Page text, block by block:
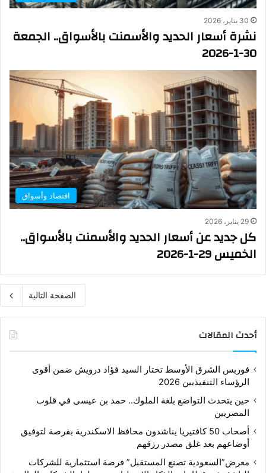
30 يناير، 2026
نشرة أسعار الحديد والأسمنت بالأسواق.. الجمعة
30-1-2026
اقتصاد وأسواق
29 يناير، 2026
كل جديد عن أسعار الحديد والأسمنت بالأسواق..
الخميس 29-1-2026
الصفحة التالية
أحدث المقالات
فوربس الشرق الأوسط تختار السيد فؤاد درويش ضمن أقوى
الرؤساء التنفيذيين 2026
حين يتحدث التواضع بلغة الملوك.. حمد بن عيسى في قلوب
المصريين
أصحاب 50 كافتيريا يناشدون محافظ الاسكندرية بفرصة لتوفيق
أوضاعهم بعد غلق مصدر رزقهم
معرض”السعودية تصنع المستقبل” فرصة استثمارية للشركات